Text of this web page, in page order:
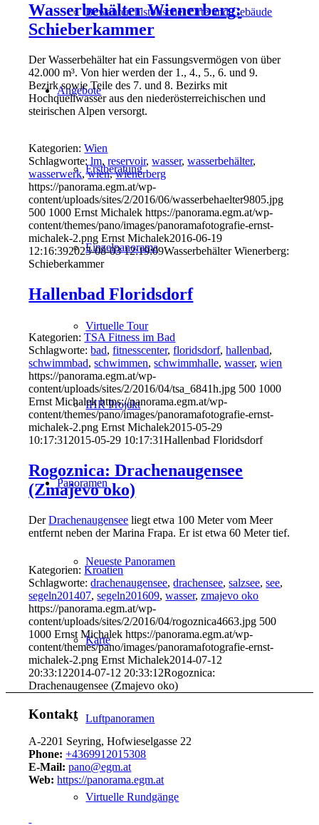
Bewahren historischer Orte und Gebäude
Angebote
Erstberatung
Einzelpanorama
Virtuelle Tour
IHR Projekt
Panoramen
Neueste Panoramen
Karte
Luftpanoramen
Virtuelle Rundgänge
Wasserbehälter Wienerberg:
Schieberkammer
Der Wasserbehälter hat ein Fassungsvermögen von über
42.000 m³. Von hier werden der 1., 4., 5., 6. und 9.
Bezirk sowie Teile des 7. und 8. Bezirks mit
Hochquellwasser aus den niederösterreichischen und
steirischen Alpen versorgt.
Kategorien:Wien
Schlagworte:lm,reservoir,wasser,wasserbehälter,
wasserwerk,wien,wienerberg
https://panorama.egm.at/wp-
content/uploads/sites/2/2016/06/wasserbehaelter9805.jpg
500 1000 Ernst Michalek https://panorama.egm.at/wp-
content/themes/pano/images/panoramafotografie-ernst-
michalek-2.png Ernst Michalek2016-06-19
12:16:392023-08-03 12:19:09Wasserbehälter Wienerberg:
Schieberkammer
Hallenbad Floridsdorf
Kategorien:TSA Fitness im Bad
Schlagworte:bad,fitnesscenter,floridsdorf,hallenbad,
schwimmbad,schwimmen,schwimmhalle,wasser,wien
https://panorama.egm.at/wp-
content/uploads/sites/2/2016/04/tsa_6841h.jpg 500 1000
Ernst Michalek https://panorama.egm.at/wp-
content/themes/pano/images/panoramafotografie-ernst-
michalek-2.png Ernst Michalek2015-05-29
10:17:31 2015-05-29 10:17:31Hallenbad Floridsdorf
Rogoznica: Drachenaugensee
(Zmajevo oko)
DerDrachenaugensee liegt etwa 100 Meter vom Meer
entfernt neben der Marina Frapa. Er ist etwa 60 Meter tief.
Kategorien:Kroatien
Schlagworte:drachenaugensee,drachensee,salzsee,see,
segeln201407,segeln201609,wasser,zmajevo oko
https://panorama.egm.at/wp-
content/uploads/sites/2/2016/04/rogoznica4663.jpg 500
1000 Ernst Michalek https://panorama.egm.at/wp-
content/themes/pano/images/panoramafotografie-ernst-
michalek-2.png Ernst Michalek2014-07-12
20:33:122014-07-12 20:33:12Rogoznica:
Drachenaugensee (Zmajevo oko)
Kontakt
A-2201 Seyring, Hofwieselgasse 22
Phone: +4369912015308
E-Mail: pano@egm.at
Web: https://panorama.egm.at